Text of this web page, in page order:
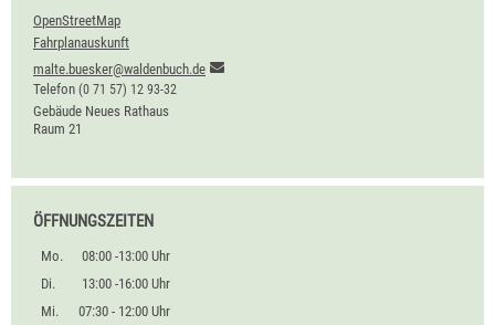
OpenStreetMap
Fahrplanauskunft
malte.buesker@waldenbuch.de
Telefon (0 71 57) 12 93-32
Gebäude Neues Rathaus
Raum 21
ÖFFNUNGSZEITEN
Mo.
08:00 -13:00 Uhr
Di.
13:00 -16:00 Uhr
Mi.
07:30 - 12:00 Uhr